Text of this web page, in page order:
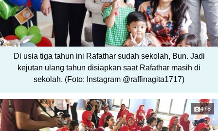
Di usia tiga tahun ini Rafathar sudah sekolah, Bun. Jadi
kejutan ulang tahun disiapkan saat Rafathar masih di
sekolah. (Foto: Instagram @raffinagita1717)
4/8